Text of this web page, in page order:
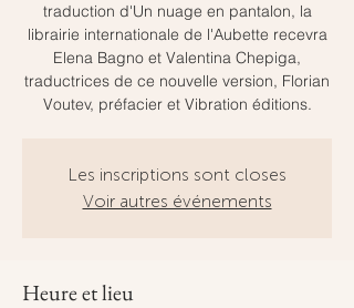
traduction d'Un nuage en pantalon, la
librairie internationale de l'Aubette recevra
Elena Bagno et Valentina Chepiga,
traductrices de ce nouvelle version, Florian
Voutev, préfacier et Vibration éditions.
Les inscriptions sont closes
Voir autres événements
Heure et lieu